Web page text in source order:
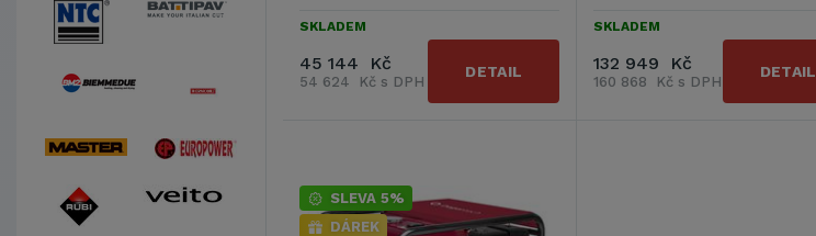
SKLADEM
45 144 Kč
54 624 Kč s DPH
DETAIL
SKLADEM
132 949 Kč
160 868 Kč s DPH
DETAIL
SLEVA 5%
DÁREK